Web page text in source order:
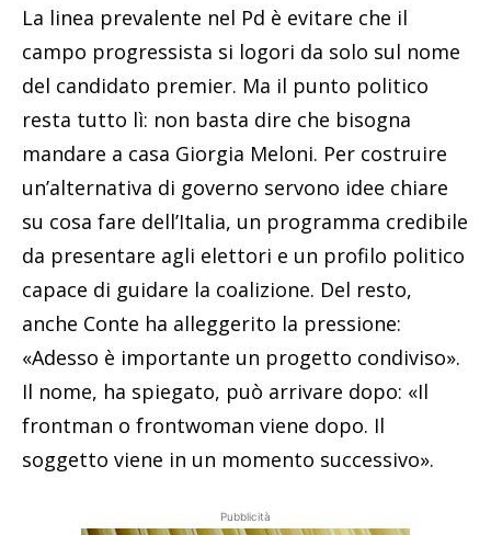
La linea prevalente nel Pd è evitare che il
campo progressista si logori da solo sul nome
del candidato premier. Ma il punto politico
resta tutto lì: non basta dire che bisogna
mandare a casa Giorgia Meloni. Per costruire
un’alternativa di governo servono idee chiare
su cosa fare dell’Italia, un programma credibile
da presentare agli elettori e un profilo politico
capace di guidare la coalizione. Del resto,
anche Conte ha alleggerito la pressione:
«Adesso è importante un progetto condiviso».
Il nome, ha spiegato, può arrivare dopo: «Il
frontman o frontwoman viene dopo. Il
soggetto viene in un momento successivo».
Pubblicità